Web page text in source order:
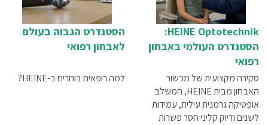
HEINE Optotechnik:
הסטנדרט העולמי באבחון
רפואי
סקירה מקצועית של מכשור
האבחון מבית HEINE, המשלב
אופטיקה גרמנית עילית, עמידות
לשנים ודיוק קליני חסר פשרות
הסטנדרט הגבוה בעולם
לאבחון רפואי
למה רופאים בוחרים ב-HEINE?